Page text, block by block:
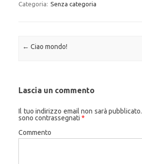
Categoria: Senza categoria
Navigazione articolo
← Ciao mondo!
Lascia un commento
Il tuo indirizzo email non sarà pubblicato.
sono contrassegnati *
Commento